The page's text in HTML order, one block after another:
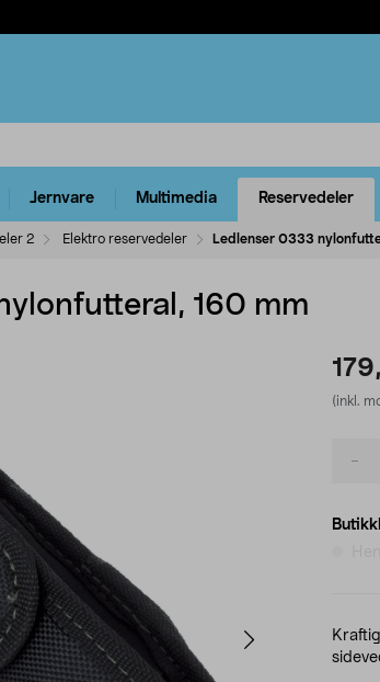
Jernvare Multimedia Reservedeler
2 Elektro reservedeler Ledlenser 0333
160 mm
(inkl.